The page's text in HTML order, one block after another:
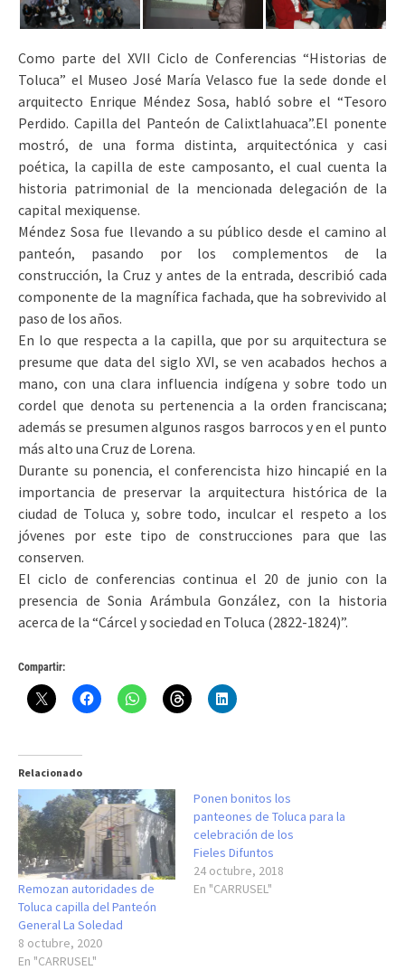
Como parte del XVII Ciclo de Conferencias “Historias de
Toluca” el Museo José María Velasco fue la sede donde el
arquitecto Enrique Méndez Sosa, habló sobre el “Tesoro
Perdido. Capilla del Panteón de Calixtlahuaca”.El ponente
mostró, de una forma distinta, arquitectónica y casi
poética, la capilla de este camposanto, el cual cuenta la
historia patrimonial de la mencionada delegación de la
capital mexiquense.
Méndez Sosa fue llevando a su público desde el camino al
panteón, pasando por los complementos de la
construcción, la Cruz y antes de la entrada, describió cada
componente de la magnífica fachada, que ha sobrevivido al
paso de los años.
En lo que respecta a la capilla, que por su arquitectura se
presume que data del siglo XVI, se ven acabados hechos a
mano, con una clara influencia indígena y sobre todo un
cordel que denota su pertenencia a la orden franciscana;
además se presumen algunos rasgos barrocos y en el punto
más alto una Cruz de Lorena.
Durante su ponencia, el conferencista hizo hincapié en la
importancia de preservar la arquitectura histórica de la
ciudad de Toluca y, sobre todo, inculcar el respeto a los
jóvenes por este tipo de construcciones para que las
conserven.
El ciclo de conferencias continua el 20 de junio con la
presencia de Sonia Arámbula González, con la historia
acerca de la “Cárcel y sociedad en Toluca (2822-1824)”.
Compartir:
Relacionado
Remozan autoridades de
Toluca capilla del Panteón
General La Soledad
8 octubre, 2020
En "CARRUSEL"
Ponen bonitos los
panteones de Toluca para la
celebración de los
Fieles Difuntos
24 octubre, 2018
En "CARRUSEL"